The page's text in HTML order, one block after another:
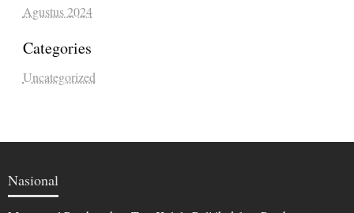
Agustus 2024
Categories
Uncategorized
Nasional